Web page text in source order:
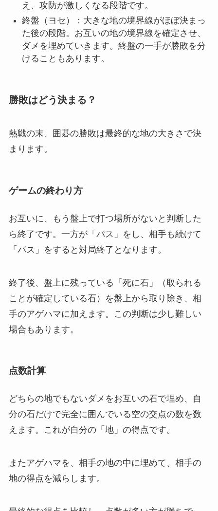
え、攻防が激しくなる段階です。
終盤（ヨセ）：大きな地の境界線がほぼ決まっ
た後の段階。お互いの地の境界線を確定させ、
ダメを埋めていきます。終盤の一手が勝敗を分
けることもあります。
勝敗はどう決まる？
熱戦の末、囲碁の勝敗は最終的な地の大きさで決
まります。
ゲームの終わり方
お互いに、もう盤上で打つ場所がないと判断した
ら終了です。一方が「パス」をし、相手も続けて
「パス」をすると対局終了となります。
終了後、盤上に残っている「死に石」（取られる
ことが確定している石）を盤上から取り除き、相
手のアゲハマに加えます。この判断は少し難しい
場合もあります。
点数計算
どちらの地でもないダメをお互いの石で埋め、自
分の石だけで完全に囲んでいる空の交点の数を数
えます。これが自分の「地」の得点です。
またアゲハマを、相手の地の中に埋めて、相手の
地の得点を減らします。